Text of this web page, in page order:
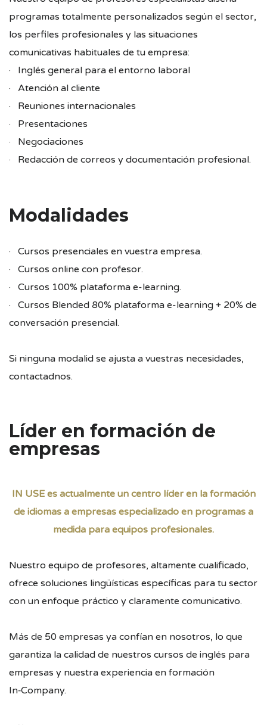
programas totalmente personalizados según el sector,
los perfiles profesionales y las situaciones
comunicativas habituales de tu empresa:
· Inglés general para el entorno laboral
· Atención al cliente
· Reuniones internacionales
· Presentaciones
· Negociaciones
· Redacción de correos y documentación profesional.
Modalidades
· Cursos presenciales en vuestra empresa.
· Cursos online con profesor.
· Cursos 100% plataforma e-learning.
· Cursos Blended 80% plataforma e-learning + 20% de
conversación presencial.
Si ninguna modalid se ajusta a vuestras necesidades,
contactadnos.
Líder en formación de
empresas
IN USE es actualmente un centro líder en la formación
de idiomas a empresas especializado en programas a
medida para equipos profesionales.
Nuestro equipo de profesores, altamente cualificado,
ofrece soluciones lingüísticas específicas para tu sector
con un enfoque práctico y claramente comunicativo.
Más de 50 empresas ya confían en nosotros, lo que
garantiza la calidad de nuestros cursos de inglés para
empresas y nuestra experiencia en formación
In‑Company.